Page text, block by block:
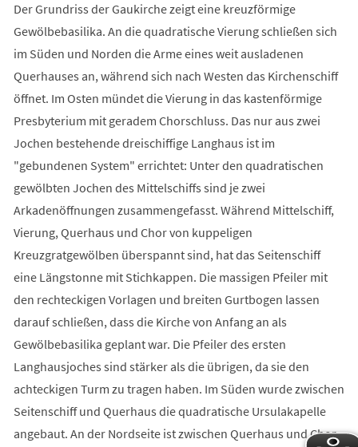
Der Grundriss der Gaukirche zeigt eine kreuzförmige
Gewölbebasilika. An die quadratische Vierung schließen sich
im Süden und Norden die Arme eines weit ausladenen
Querhauses an, während sich nach Westen das Kirchenschiff
öffnet. Im Osten mündet die Vierung in das kastenförmige
Presbyterium mit geradem Chorschluss. Das nur aus zwei
Jochen bestehende dreischiffige Langhaus ist im
"gebundenen System" errichtet: Unter den quadratischen
gewölbten Jochen des Mittelschiffs sind je zwei
Arkadenöffnungen zusammengefasst. Während Mittelschiff,
Vierung, Querhaus und Chor von kuppeligen
Kreuzgratgewölben überspannt sind, hat das Seitenschiff
eine Längstonne mit Stichkappen. Die massigen Pfeiler mit
den rechteckigen Vorlagen und breiten Gurtbogen lassen
darauf schließen, dass die Kirche von Anfang an als
Gewölbebasilika geplant war. Die Pfeiler des ersten
Langhausjoches sind stärker als die übrigen, da sie den
achteckigen Turm zu tragen haben. Im Süden wurde zwischen
Seitenschiff und Querhaus die quadratische Ursulakapelle
angebaut. An der Nordseite ist zwischen Querhaus und Chor